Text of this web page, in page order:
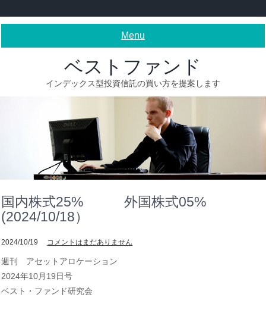
to
Menu
ベストファンド
インデックス型投資信託の買い方を提案します
国内株式25% 外国株式05%
(2024/10/18）
2024/10/19 コメントはまだありません
週刊 アセットアロケーション
2024年10月19日号
ベスト・ファンド研究会